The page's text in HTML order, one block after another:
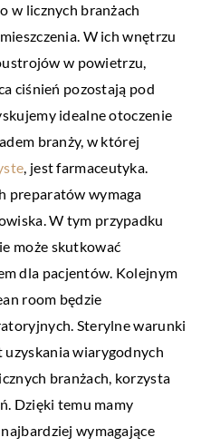
w licznych branżach
W ich wnętrzu
w powietrzu,
ciśnień pozostają pod
idealne otoczenie
branży, w której
, jest farmaceutyka.
preparatów wymaga
W tym przypadku
może skutkować
dla pacjentów. Kolejnym
room będzie
Sterylne warunki
wiarygodnych
branżach, korzysta
Dzięki temu mamy
wymagające